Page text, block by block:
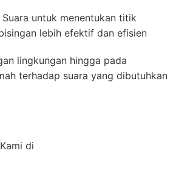
untuk menentukan titik
lebih efektif dan efisien
lingkungan hingga pada
terhadap suara yang dibutuhkan
di